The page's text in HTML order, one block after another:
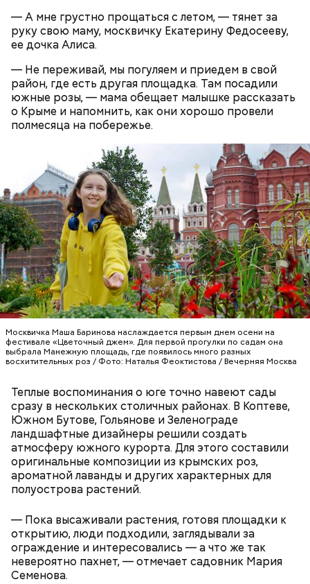
— А мне грустно прощаться с летом, — тянет за
руку свою маму, москвичку Екатерину Федосееву,
ее дочка Алиса.
— Не переживай, мы погуляем и приедем в свой
район, где есть другая площадка. Там посадили
южные розы, — мама обещает малышке рассказать
о Крыме и напомнить, как они хорошо провели
полмесяца на побережье.
Москвичка Маша Баринова наслаждается первым днем осени на
фестивале «Цветочный джем». Для первой прогулки по садам она
выбрала Манежную площадь, где появилось много разных
восхитительных роз / Фото: Наталья Феоктистова / Вечерняя Москва
Теплые воспоминания о юге точно навеют сады
сразу в нескольких столичных районах. В Коптеве,
Южном Бутове, Гольянове и Зеленограде
ландшафтные дизайнеры решили создать
атмосферу южного курорта. Для этого составили
оригинальные композиции из крымских роз,
ароматной лаванды и других характерных для
полуострова растений.
— Пока высаживали растения, готовя площадки к
открытию, люди подходили, заглядывали за
ограждение и интересовались — а что же так
невероятно пахнет, — отмечает садовник Мария
Семенова.